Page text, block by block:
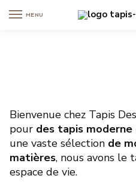
MENU
Bienvenue chez Tapis
pour des tapis
une vaste sélection de
matières, nous avons le
espace de vie.